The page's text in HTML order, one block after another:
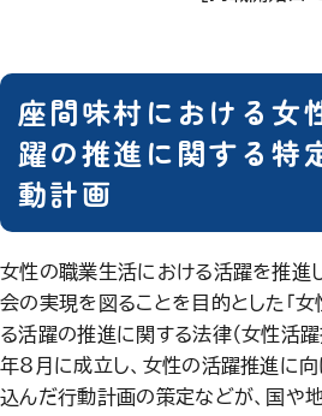
座間味村における女
躍の推進に関する特
動計画
女性の職業生活における活躍を推進
会の実現を図ることを目的とした「
る活躍の推進に関する法律（女性活
年8月に成立し、女性の活躍推進に
込んだ行動計画の策定などが、国や